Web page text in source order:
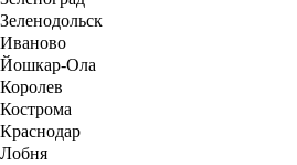
Зеленодольск
Иваново
Йошкар-Ола
Королев
Кострома
Краснодар
Лобня